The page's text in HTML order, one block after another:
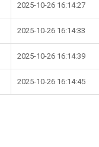
2025-10-26 16:14:27
2025-10-26 16:14:33
2025-10-26 16:14:39
2025-10-26 16:14:45